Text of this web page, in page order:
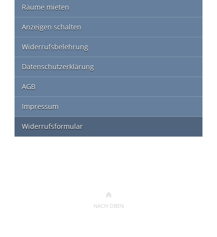
Räume mieten
Anzeigen schalten
Widerrufsbelehrung
Datenschutzerklärung
AGB
Impressum
Widerrufsformular
NACH OBEN